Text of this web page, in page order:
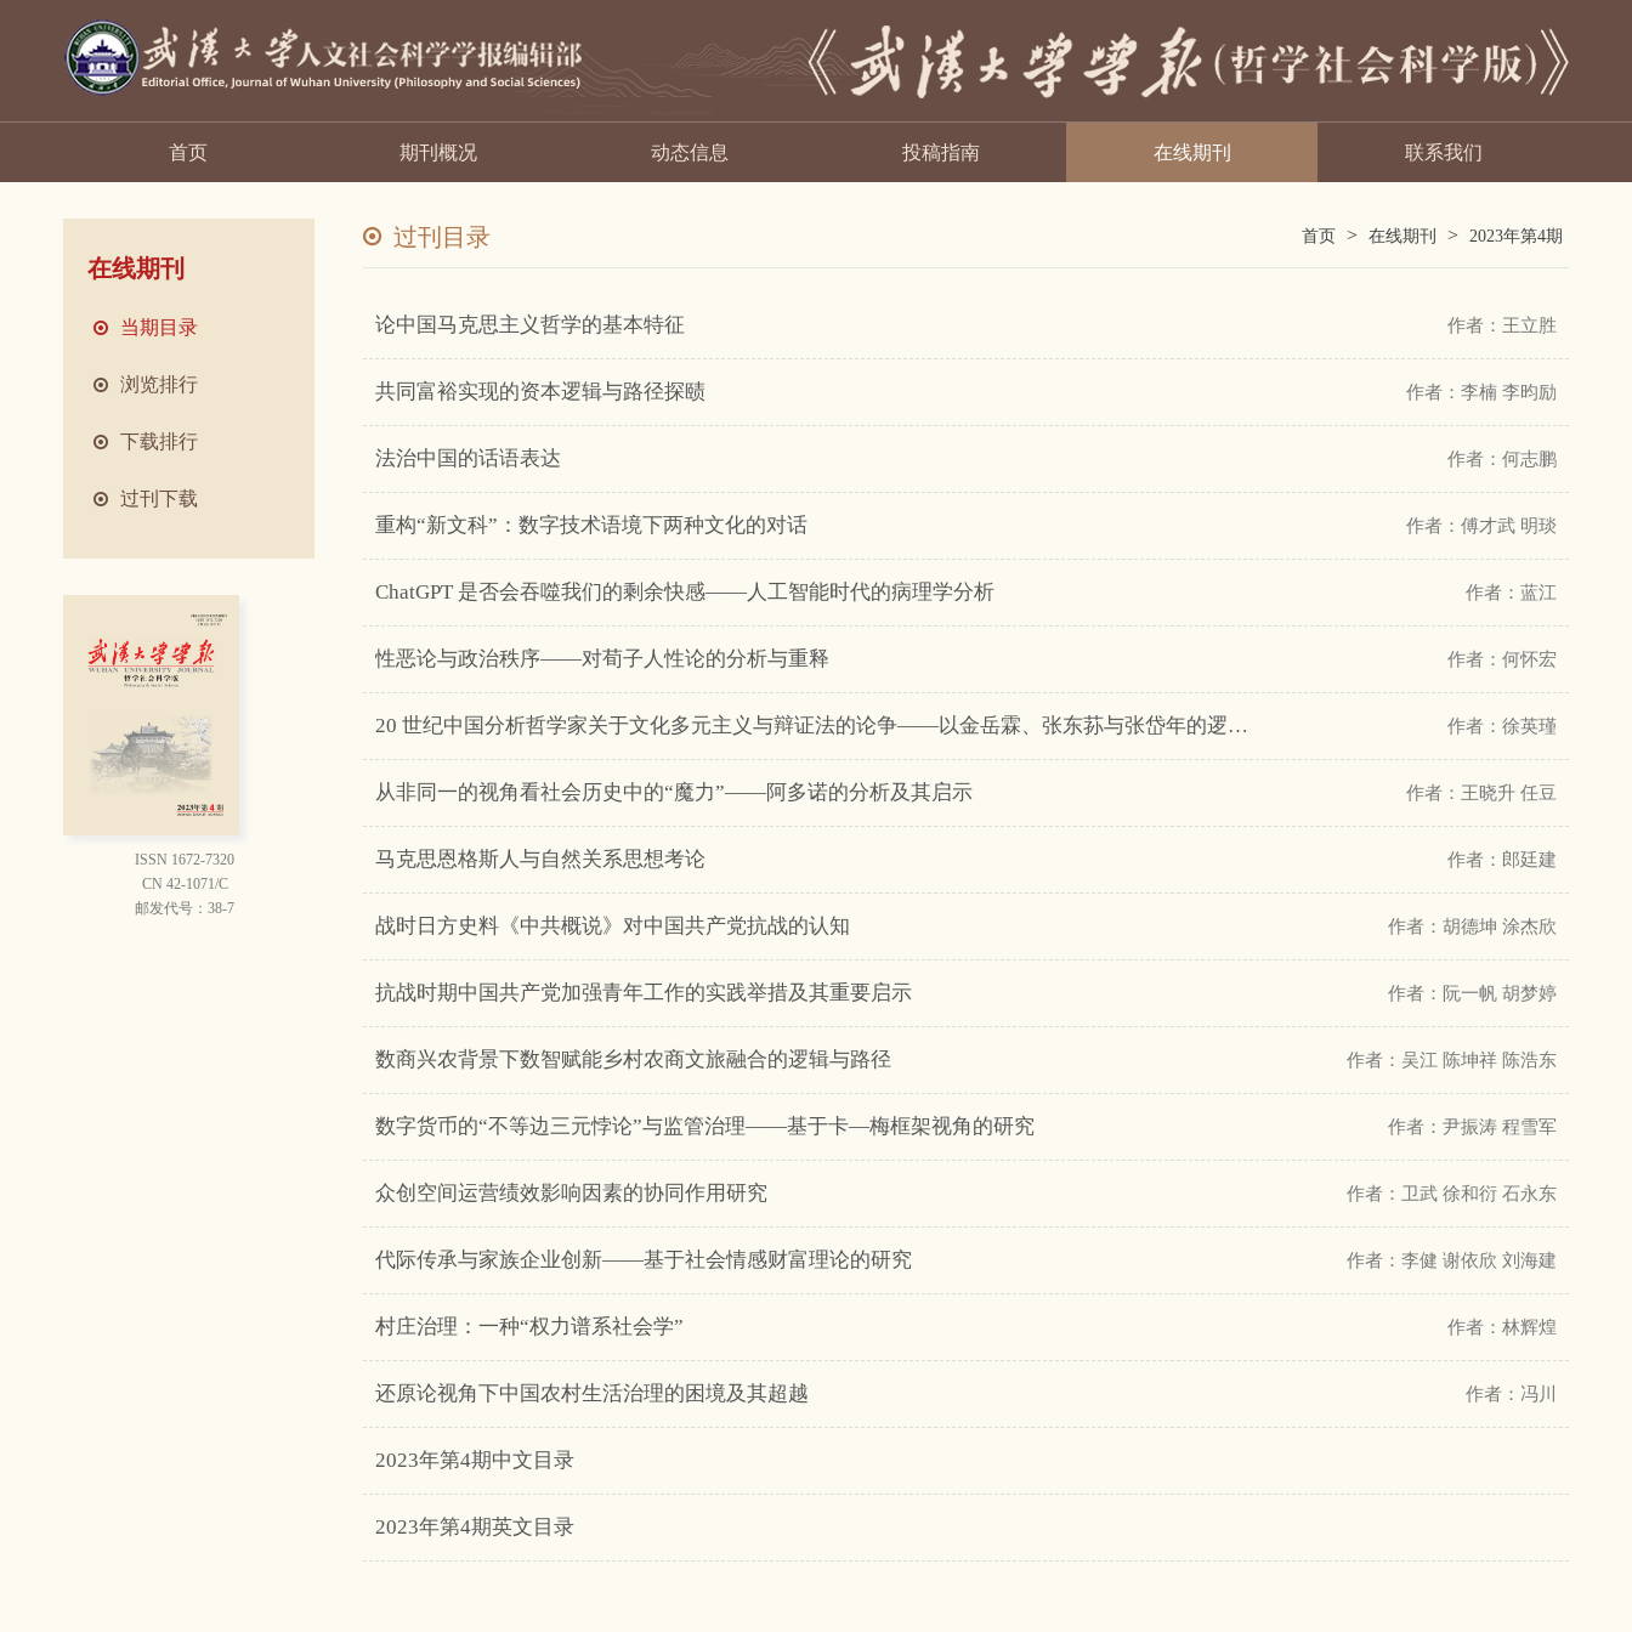
首页 期刊概况 动态信息 投稿指南 在线期刊 联系我们
在线期刊
当期目录
浏览排行
下载排行
过刊下载
ISSN 1672-7320
CN 42-1071/C
邮发代号：38-7
过刊目录 首页 > 在线期刊 > 2023年第4期
论中国马克思主义哲学的基本特征 作者：王立胜
共同富裕实现的资本逻辑与路径探赜 作者：李楠 李昀励
法治中国的话语表达 作者：何志鹏
重构“新文科”：数字技术语境下两种文化的对话 作者：傅才武 明琰
ChatGPT 是否会吞噬我们的剩余快感——人工智能时代的病理学分析 作者：蓝江
性恶论与政治秩序——对荀子人性论的分析与重释 作者：何怀宏
20 世纪中国分析哲学家关于文化多元主义与辩证法的论争——以金岳霖、张东荪与张岱年的逻辑哲学为切入点 作者：徐英瑾
从非同一的视角看社会历史中的“魔力”——阿多诺的分析及其启示 作者：王晓升 任豆
马克思恩格斯人与自然关系思想考论 作者：郎廷建
战时日方史料《中共概说》对中国共产党抗战的认知 作者：胡德坤 涂杰欣
抗战时期中国共产党加强青年工作的实践举措及其重要启示 作者：阮一帆 胡梦婷
数商兴农背景下数智赋能乡村农商文旅融合的逻辑与路径 作者：吴江 陈坤祥 陈浩东
数字货币的“不等边三元悖论”与监管治理——基于卡—梅框架视角的研究 作者：尹振涛 程雪军
众创空间运营绩效影响因素的协同作用研究 作者：卫武 徐和衍 石永东
代际传承与家族企业创新——基于社会情感财富理论的研究 作者：李健 谢依欣 刘海建
村庄治理：一种“权力谱系社会学” 作者：林辉煌
还原论视角下中国农村生活治理的困境及其超越 作者：冯川
2023年第4期中文目录
2023年第4期英文目录